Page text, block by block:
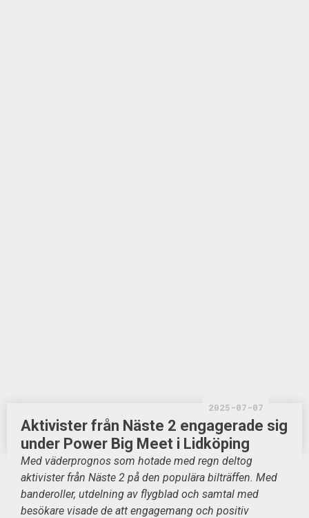
2025-07-07
Aktivister från Näste 2 engagerade sig
under Power Big Meet i Lidköping
Med väderprognos som hotade med regn deltog
aktivister från Näste 2 på den populära bilträffen. Med
banderoller, utdelning av flygblad och samtal med
besökare visade de att engagemang och positiv